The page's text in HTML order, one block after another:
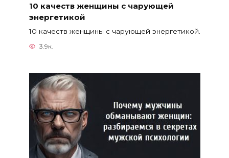
10 качеств женщины с чарующей
энергетикой
10 качеств женщины с чарующей энергетикой.
3.9к.